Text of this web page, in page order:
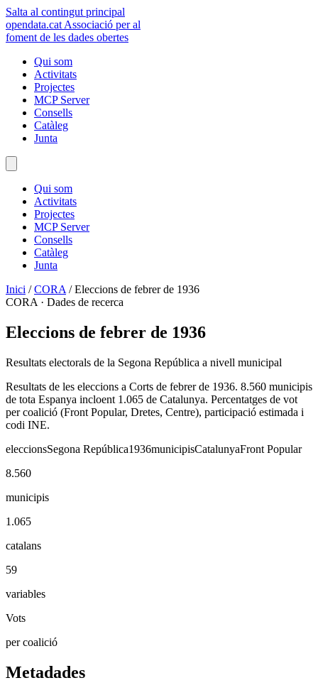
Salta al contingut principal
opendata.cat Associació per al
foment de les dades obertes
Qui som
Activitats
Projectes
MCP Server
Consells
Catàleg
Junta
Qui som
Activitats
Projectes
MCP Server
Consells
Catàleg
Junta
Inici / CORA / Eleccions de febrer de 1936
CORA · Dades de recerca
Eleccions de febrer de 1936
Resultats electorals de la Segona República a nivell municipal
Resultats de les eleccions a Corts de febrer de 1936. 8.560 municipis
de tota Espanya incloent 1.065 de Catalunya. Percentatges de vot
per coalició (Front Popular, Dretes, Centre), participació estimada i
codi INE.
eleccionsSegona República1936municipisCatalunyaFront Popular
8.560
municipis
1.065
catalans
59
variables
Vots
per coalició
Metadades